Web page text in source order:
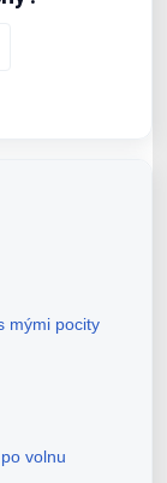
mými pocity
volnu